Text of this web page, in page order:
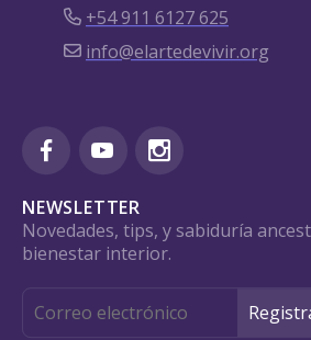
+54 911 6127 625
info@elartedevivir.org
NEWSLETTER
Novedades, tips, y sabiduría
bienestar interior.